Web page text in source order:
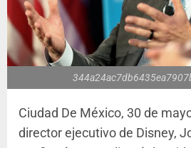
Ciudad De México, 30 de
director ejecutivo de Disney,